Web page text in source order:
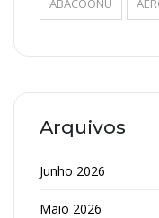
ABACOONU
Arquivos
Junho 2026
Maio 2026